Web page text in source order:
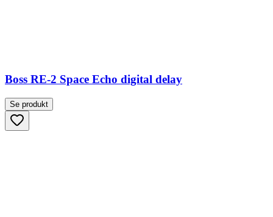
Boss RE-2 Space Echo digital delay
Se produkt